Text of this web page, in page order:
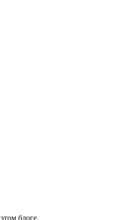
блоге.